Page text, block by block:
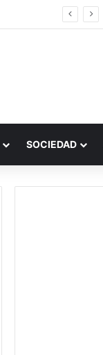
SOCIEDAD